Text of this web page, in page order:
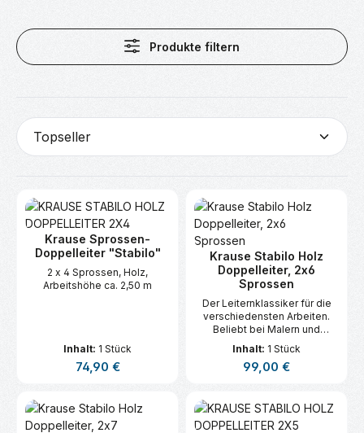
Produkte filtern
Krause Sprossen-
Doppelleiter "Stabilo"
2 x 4 Sprossen, Holz,
Arbeitshöhe ca. 2,50 m
Inhalt: 1 Stück
Regulärer Preis:
74,90 €
Krause Stabilo Holz
Doppelleiter, 2x6
Sprossen
Der Leiternklassiker für die
verschiedensten Arbeiten.
Beliebt bei Malern und
Elektrikern.
Inhalt: 1 Stück
Regulärer Preis:
99,00 €